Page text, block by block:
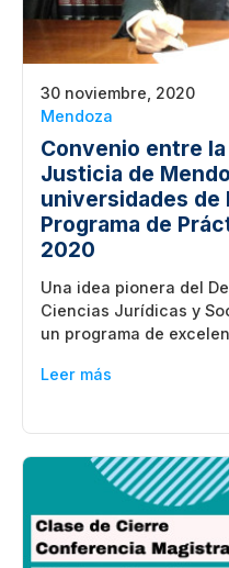
30 noviembre, 2020
Mendoza
Convenio entre
Justicia de
universidades de
Programa de
2020
Una idea pionera del
Ciencias Jurídicas y
un programa de
Leer más